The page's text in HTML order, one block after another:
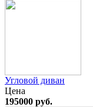
Угловой диван
Цена
195000 руб.